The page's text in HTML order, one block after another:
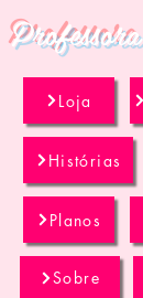
Loja
Planos
Sobre
Histórias